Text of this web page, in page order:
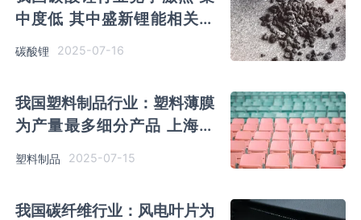
中度低 其中盛新锂能相关业
碳酸锂 2025-07-16
我国塑料制品行业：塑料薄膜
为产量最多细分产品 上海石
塑料制品 2025-07-15
我国碳纤维行业：风电叶片为